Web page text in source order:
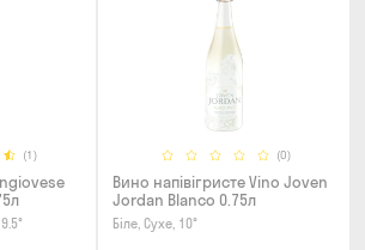
(1) (0)
Вино напівігристе Vino Joven
Jordan Blanco 0.75л
Біле, Сухе, 10°